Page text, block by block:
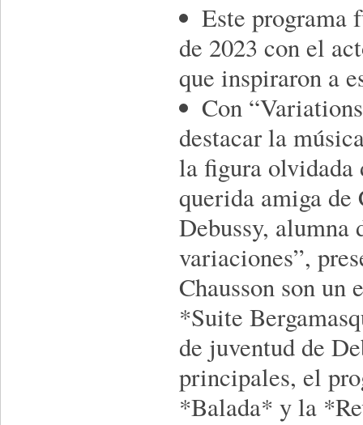
Este programa
de 2023 con el
que inspiraron a
Con
destacar la
la figura olvidada
querida amiga de
Debussy, alumna
variaciones”,
Chausson son un
*Suite
de juventud de
principales, el
*Balada* y la